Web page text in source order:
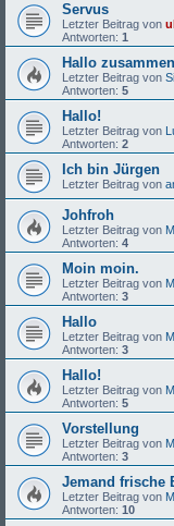
Servus
Letzter Beitrag von
Antworten: 1
Hallo zusammen
Letzter Beitrag von
Antworten: 5
Hallo!
Letzter Beitrag von
Antworten: 2
Ich bin Jürgen
Letzter Beitrag von
Johfroh
Letzter Beitrag von
Antworten: 4
Moin moin.
Letzter Beitrag von
Antworten: 3
Hallo
Letzter Beitrag von
Antworten: 3
Hallo!
Letzter Beitrag von
Antworten: 5
Vorstellung
Letzter Beitrag von
Antworten: 3
Jemand frische
Letzter Beitrag von
Antworten: 10